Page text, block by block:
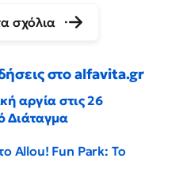
σχόλια
στο alfavita.gr
αργία στις 26
Διάταγμα
Allou! Fun Park: Το